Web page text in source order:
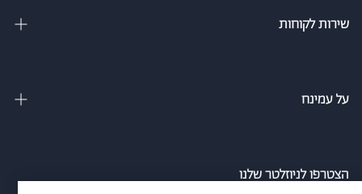
מיטה וחצי
כריות
שירות לקוחות
מדיניות משלוחים
על עמינח
מגזין
הצטרפו לניוזלטר שלנו